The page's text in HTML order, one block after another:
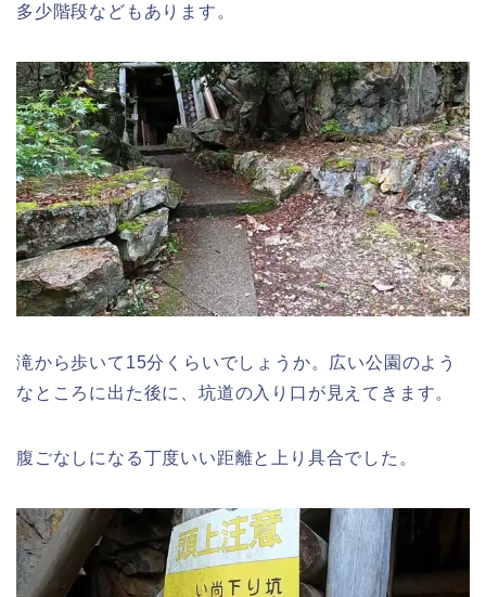
多少階段などもあります。
滝から歩いて15分くらいでしょうか。広い公園のよう
なところに出た後に、坑道の入り口が見えてきます。
腹ごなしになる丁度いい距離と上り具合でした。